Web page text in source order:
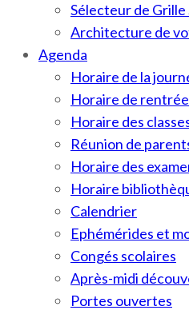
Sélecteur de Grille
Architecture de
Agenda
Horaire de la
Horaire de rentrée
Horaire des
Réunion de
Horaire des
Horaire
Calendrier
Ephémérides et
Congés scolaires
Après-midi
Portes ouvertes